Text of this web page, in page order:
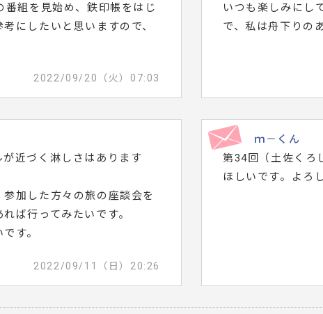
組を見始め、鉄印帳をはじ
にしたいと思いますので、
2022/09/20（火）07:03
いつも楽しみにし
で、私は舟下りの
近づく淋しさはあります
加した方々の旅の座談会を
ば行ってみたいです。
す。
2022/09/11（日）20:26
ｍ－くん
第34回（土佐くろ
ほしいです。よろ